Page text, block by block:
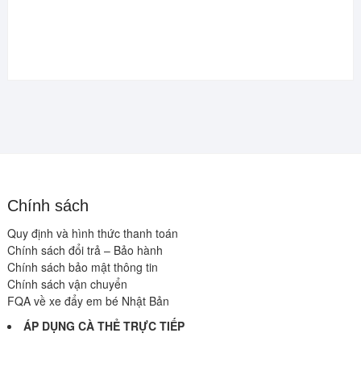
Chính sách
Quy định và hình thức thanh toán
Chính sách đổi trả – Bảo hành
Chính sách bảo mật thông tin
Chính sách vận chuyển
FQA về xe đẩy em bé Nhật Bản
ÁP DỤNG CÀ THẺ TRỰC TIẾP